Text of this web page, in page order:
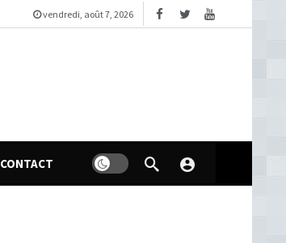
vendredi, août 7, 2026
CONTACT